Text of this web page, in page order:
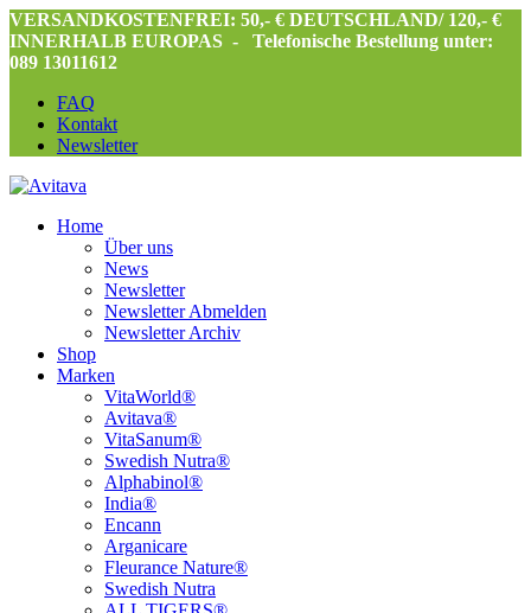
VERSANDKOSTENFREI: 50,- € DEUTSCHLAND/ 120,- €
INNERHALB EUROPAS -
Telefonische Bestellung unter:
089 13011612
FAQ
Kontakt
Newsletter
Home
Über uns
News
Newsletter
Newsletter Abmelden
Newsletter Archiv
Shop
Marken
VitaWorld®
Avitava®
VitaSanum®
Swedish Nutra®
Alphabinol®
India®
Encann
Arganicare
Fleurance Nature®
Swedish Nutra